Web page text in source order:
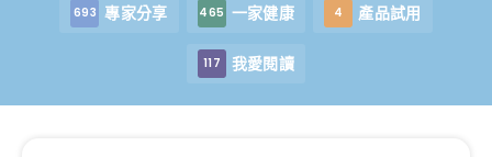
693 專家分享 465 一家健康 4 產品試用
117 我愛閱讀